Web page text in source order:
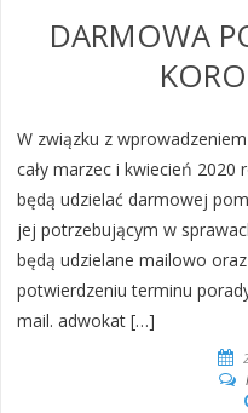
DARMOWA
W związku z
cały marzec i kwiecień 2020
będą udzielać darmowej
jej potrzebującym w
będą udzielane mailowo
potwierdzeniu terminu
mail. adwokat […]